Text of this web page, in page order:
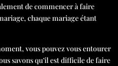
de commencer à faire
chaque mariage étant
vous pouvez vous entourer
savons qu’il est difficile de faire